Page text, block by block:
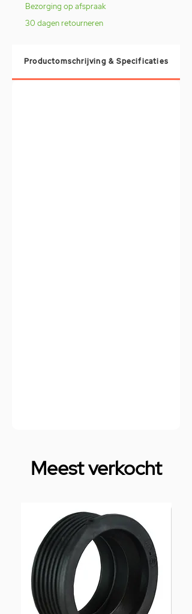
Bezorging op afspraak
30 dagen retourneren
Productomschrijving & Specificaties
Meest verkocht